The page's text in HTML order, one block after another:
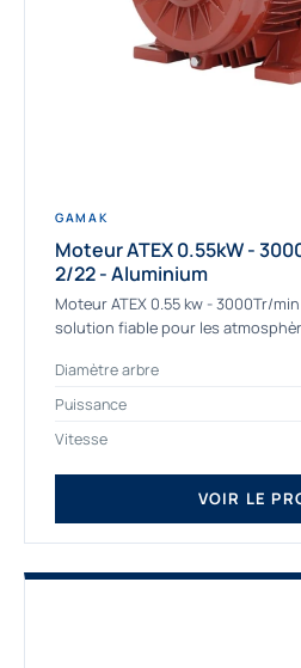
GAMAK
Moteur ATEX 0.55kW -
2/22 - Aluminium
Moteur ATEX 0.55 kw - 3000Tr/min
solution fiable pour les
Diamètre arbre
Puissance
Vitesse
VOIR LE